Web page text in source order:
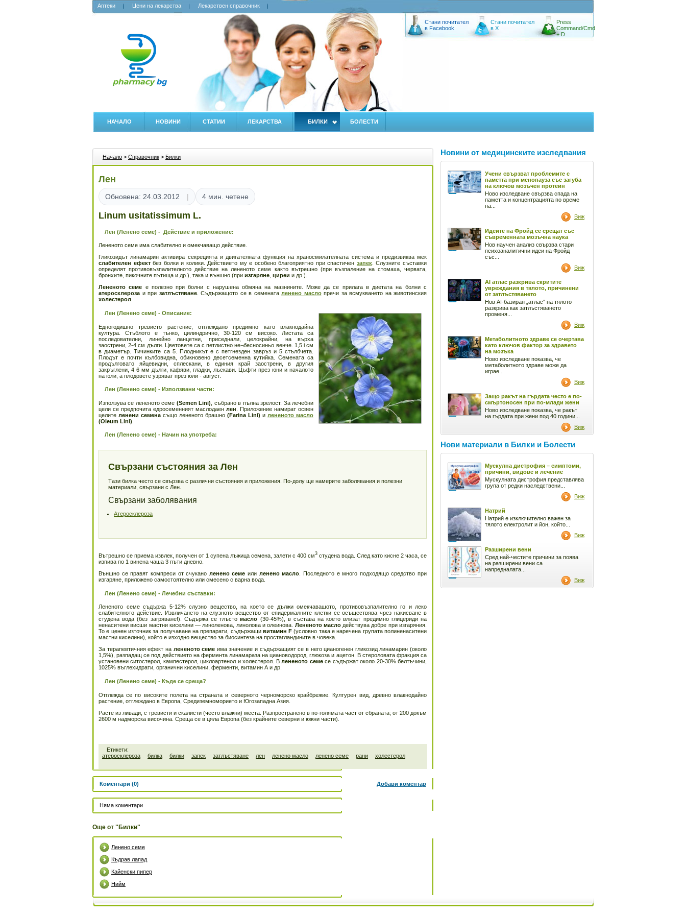
Аптеки Цени на лекарства Лекарствен справочник
Стани почитател
в Facebook
Стани почитател
в X
Press
Command/Cmd
+ D
НАЧАЛО НОВИНИ СТАТИИ ЛЕКАРСТВА БИЛКИ БОЛЕСТИ
Начало > Справочник > Билки
Лен
Обновена: 24.03.2012 4 мин. четене
Linum usitatissimum L.
Лен (Ленено семе) - Действие и приложение:
Лененото семе има слабително и омекчаващо действие.
Гликозидът линамарин активира секрецията и двигателната функция на храносмилателната система и предизвиква мек
слабителен ефектбез болки и колики. Действието му е особено благоприятно при спастичен запек. Слузните съставки
определят противовъзпалителното действие на лененото семе както вътрешно (при възпаление на стомаха, червата,
бронхите, пикочните пътища и др.), така и външно (при изгаряне циреи и др.).
Лененото семе е полезно при болни с нарушена обмяна на мазнините. Може да се прилага в диетата на болни с
атеросклероза и при затлъстяване. Съдържащото се в семената ленено маслопречи за всмукването на животинския
холестерол
Лен (Ленено семе) - Описание:
Едногодишно тревисто растение, отглеждано предимно като влакнодайна
култура. Стъблото е тънко, цилиндрично, 30-120 см високо. Листата са
последователни, линейно ланцетни, приседнали, целокрайни, на върха
заострени, 2-4 см дълги. Цветовете са с петлистно не¬бесносиньо венче. 1,5 i см
в диаметър. Тичинките са 5. Плодникът е с петгнезден завръз и 5 стълбчета.
Плодът е почти кълбовидна, обикновено десетсеменна кутийка. Семената са
продълговато яйцевидни, сплескани, в единия край заострени, в другия
закръглени, 4 6 мм дълги, кафяви, гладки, лъскави. Цъфти през юни и началото
на юли, а плодовете узряват през юли - август.
Лен (Ленено семе) - Използвани части:
Използува се лененото семе (Semen Lini)
, събрано в пълна зрелост. За лечебни
цели се предпочита едросеменният маслодаен лен . Приложение намират освен
целите ленени семена също лененото брашно (Farina Lini) и лененото масло
(Oleum Lini)
Лен (Ленено семе) - Начин на употреба:
Свързани състояния за Лен
Тази билка често се свързва с различни състояния и приложения. По-долу ще намерите заболявания и полезни
материали, свързани с Лен.
Свързани заболявания
Атеросклероза
Вътрешно се приема извлек, получен от 1 супена лъжица семена, залети с 400 см3 студена вода. След като кисне 2 часа, се
изпива по 1 винена чаша 3 пъти дневно.
Външно се правят компреси от счукано ленено семе или ленено масло . Последното е много подходящо средство при
изгаряне, приложено самостоятелно или смесено с варна вода.
Лен (Ленено семе) - Лечебни съставки:
Лененото семе съдържа 5-12% слузно вещество, на което се дължи омекчавашото, противовъзпалително го и леко
слабителното действие. Извличането на слузното вещество от епидермалните клетки се осъществява чрез накисване в
студена вода (без загряване!). Съдържа се тлъсто масло (30-45%), в състава на което влизат предимно глицериди на
ненаситени висши мастни киселини — линоленова, линолова и олеинова. Лененото маслодействува добре при изгаряния.
То е ценен източник за получаване на препарати, съдържащи витамин F (условно така е наречена групата полиненаситени
мастни киселини), който е изходно вещество за биосинтеза на простагландините в човека.
За терапевтичния ефект на лененото семе има значение и съдържащият се в него цианогенен гликозид линамарин (около
1,5%), разпадащ се под действието на фермента линамараза на циановодород, глюкоза и ацетон. В стероловата фракция са
установени ситостерол, кампестерол, циклоартенол и холестерол. Влененото семесе съдържат около 20-30% белтъчини,
1025% въглехидрати, органични киселини, ферменти, витамин А и др.
Лен (Ленено семе) - Къде се среща?
Отглежда се по високите полета на страната и северното черноморско крайбрежие. Културен вид, древно влакнодайно
растение, отглеждано в Европа, Средиземноморието и Югозападна Азия.
Расте из ливади, с тревисти и скалисти (често влажни) места. Разпространено в по-голямата част от сбраната; от 200 докъм
2600 м надморска височина. Среща се в цяла Европа (без крайните северни и южни части).
Етикети:
атеросклероза
билка билки запек затлъстяване лен ленено масло ленено семе рани холестерол
Коментари (0) Добави коментар
Няма коментари
Още от "Билки"
Ленено семе
Къдрав лапад
Кайенски пипер
Нийм
Новини от медицинските изследвания
Учени свързват проблемите с
паметта при менопауза със загуба
на ключов мозъчен протеин
Ново изследване свързва спада на
паметта и концентрацията по време
на...
Виж
Идеите на Фройд се срещат със
съвременната мозъчна наука
Нов научен анализ свързва стари
психоаналитични идеи на Фройд
със...
Виж
AI атлас разкрива скритите
увреждания в тялото, причинени
от затлъстяването
Нов AI-базиран „атлас“ на тялото
разкрива как затлъстяването
променя...
Виж
Метаболитното здраве се очертава
като ключов фактор за здравето
на мозъка
Ново изследване показва, че
метаболитното здраве може да
играе...
Виж
Защо ракът на гърдата често е по-
смъртоносен при по-млади жени
Ново изследване показва, че ракът
на гърдата при жени под 40 години...
Виж
Нови материали в Билки и Болести
Мускулна дистрофия – симптоми,
причини, видове и лечение
Мускулната дистрофия представлява
група от редки наследствени...
Виж
Натрий
Натрий е изключително важен за
тялото електролит и йон, който...
Виж
Разширени вени
Сред най-честите причини за поява
на разширени вени са
напредналата...
Виж